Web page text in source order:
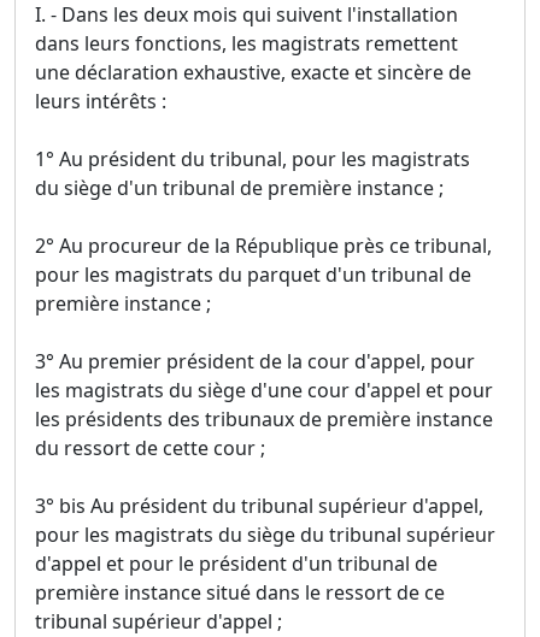
I. - Dans les deux mois qui suivent l'installation
dans leurs fonctions, les magistrats remettent
une déclaration exhaustive, exacte et sincère de
leurs intérêts :
1° Au président du tribunal, pour les magistrats
du siège d'un tribunal de première instance ;
2° Au procureur de la République près ce tribunal,
pour les magistrats du parquet d'un tribunal de
première instance ;
3° Au premier président de la cour d'appel, pour
les magistrats du siège d'une cour d'appel et pour
les présidents des tribunaux de première instance
du ressort de cette cour ;
3° bis Au président du tribunal supérieur d'appel,
pour les magistrats du siège du tribunal supérieur
d'appel et pour le président d'un tribunal de
première instance situé dans le ressort de ce
tribunal supérieur d'appel ;